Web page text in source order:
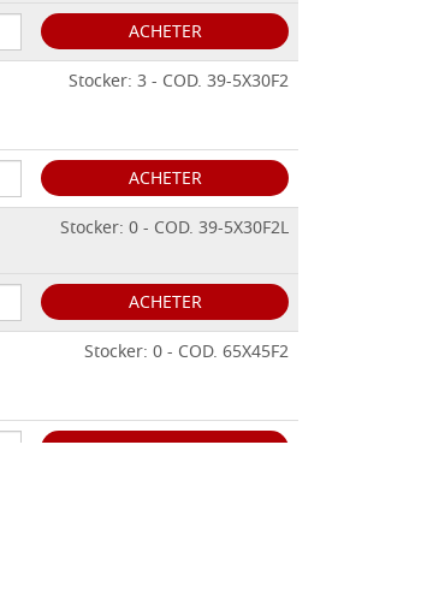
ACHETER
Stocker: 3 - COD. 39-5X30F2
ACHETER
Stocker: 0 - COD. 39-5X30F2L
ACHETER
Stocker: 0 - COD. 65X45F2
ACHETER